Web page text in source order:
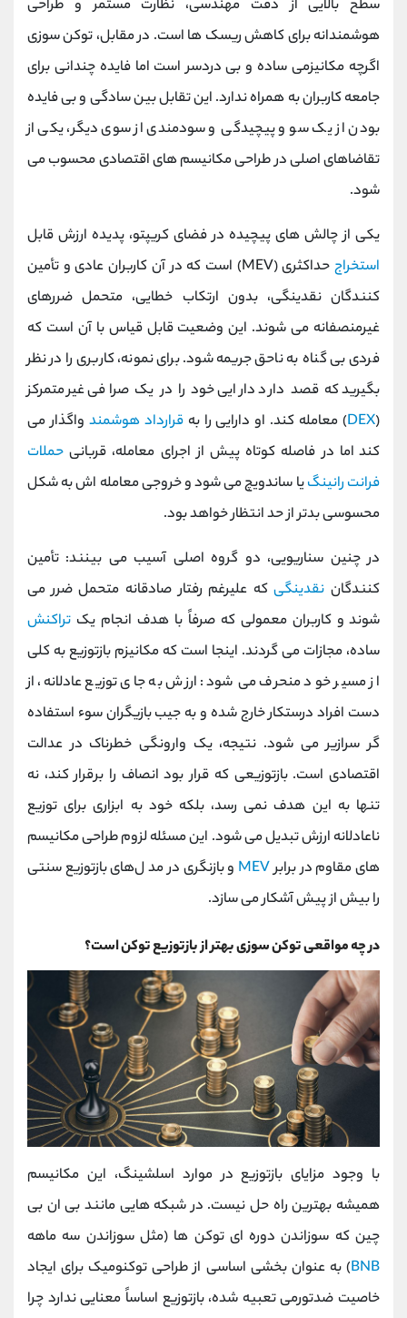
سطح بالایی از دقت مهندسی، نظارت مستمر و طراحی
هوشمندانه برای کاهش ریسک ‌ها است. در مقابل، توکن ‌سوزی
اگرچه مکانیزمی ساده و بی ‌دردسر است اما فایده چندانی برای
جامعه کاربران به همراه ندارد. این تقابل بین سادگی و بی ‌فایده
بودن از یک سو و پیچیدگی و سودمندی از سوی دیگر، یکی از
تقاضاهای اصلی در طراحی مکانیسم‌ های اقتصادی محسوب می
‌شود.
یکی از چالش ‌های پیچیده در فضای کریپتو، پدیده‌ ارزش قابل
استخراج
حداکثری (MEV) است که در آن کاربران عادی و تأمین
‌کنندگان نقدینگی، بدون ارتکاب خطایی، متحمل ضررهای
غیرمنصفانه می ‌شوند. این وضعیت قابل قیاس با آن است که
فردی بی ‌گناه به ناحق جریمه شود. برای نمونه، کاربری را در نظر
بگیرید که قصد دارد دارایی خود را در یک صرافی غیرمتمرکز
(
DEX) معامله کند. او دارایی را بهقرارداد هوشمند واگذار می‌
کند اما در فاصله کوتاه پیش از اجرای معامله، قربانی حملات
فرانت‌ رانینگیا ساندویچ می ‌شود و خروجی معامله ‌اش به شکل
محسوسی بدتر از حد انتظار خواهد بود.
در چنین سناریویی، دو گروه اصلی آسیب می ‌بینند: تأمین‌
کنندگان نقدینگیکه علیرغم رفتار صادقانه متحمل ضرر می
‌شوند و کاربران معمولی که صرفاً با هدف انجام یک تراکنش
ساده، مجازات می‌ گردند. اینجا است که مکانیزم بازتوزیع به کلی
از مسیر خود منحرف می‌ شود: ارزش به جای توزیع عادلانه، از
دست افراد درستکار خارج شده و به جیب بازیگران سوء استفاده‌
گر سرازیر می‌ شود. نتیجه، یک وارونگی خطرناک در عدالت
اقتصادی است. بازتوزیعی که قرار بود انصاف را برقرار کند، نه
تنها به این هدف نمی ‌رسد، بلکه خود به ابزاری برای توزیع
ناعادلانه ارزش تبدیل می ‌شود. این مسئله لزوم طراحی مکانیسم‌
های مقاوم در برابرMEV و بازنگری در مد ل‌های بازتوزیع سنتی
را بیش از پیش آشکار می ‌سازد.
در چه مواقعی توکن سوزی بهتر از بازتوزیع توکن است؟
با وجود مزایای بازتوزیع در موارد اسلشینگ، این مکانیسم
همیشه بهترین راه‌ حل نیست. در شبکه ‌هایی مانند بی‌ ان ‌بی
چین که سوزاندن دوره ‌ای توکن‌ ها (مثل سوزاندن سه ‌ماهه
BNB) به ‌عنوان بخشی اساسی از طراحی توکنومیک برای ایجاد
خاصیت ضدتورمی تعبیه شده، بازتوزیع اساساً معنایی ندارد چرا